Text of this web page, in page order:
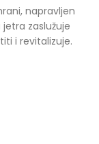
napravljen
zaslužuje
i revitalizuje.